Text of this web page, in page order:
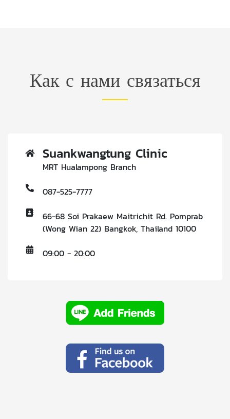
Как с нами связаться
Suankwangtung Clinic
MRT Hualampong Branch
087-525-7777
66-68 Soi Prakaew Maitrichit Rd. Pomprab
(Wong Wian 22) Bangkok, Thailand 10100
09:00 - 20:00